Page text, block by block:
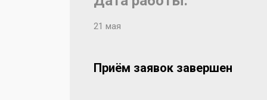
21 мая
Приём заявок завершен